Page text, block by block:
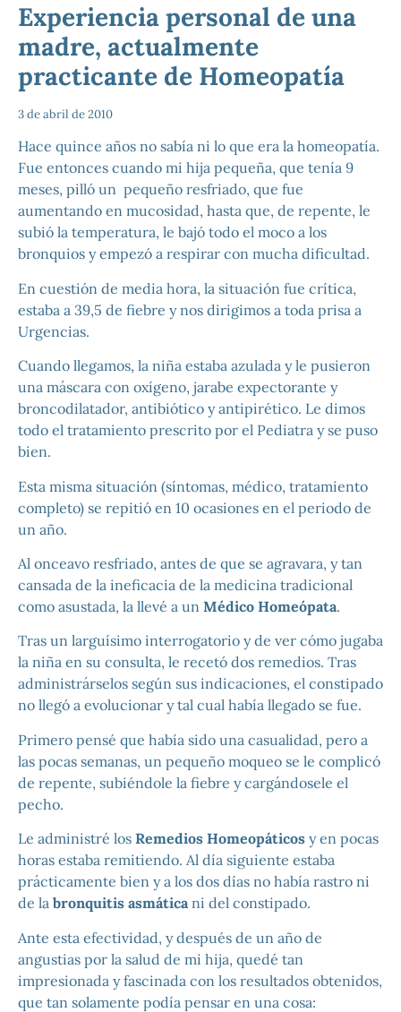
Experiencia personal de una
madre, actualmente
practicante de Homeopatía
3 de abril de 2010
Hace quince años no sabía ni lo que era la homeopatía.
Fue entonces cuando mi hija pequeña, que tenía 9
meses, pilló un pequeño resfriado, que fue
aumentando en mucosidad, hasta que, de repente, le
subió la temperatura, le bajó todo el moco a los
bronquios y empezó a respirar con mucha dificultad.
En cuestión de media hora, la situación fue crítica,
estaba a 39,5 de fiebre y nos dirigimos a toda prisa a
Urgencias.
Cuando llegamos, la niña estaba azulada y le pusieron
una máscara con oxígeno, jarabe expectorante y
broncodilatador, antibiótico y antipirético. Le dimos
todo el tratamiento prescrito por el Pediatra y se puso
bien.
Esta misma situación (síntomas, médico, tratamiento
completo) se repitió en 10 ocasiones en el periodo de
un año.
Al onceavo resfriado, antes de que se agravara, y tan
cansada de la ineficacia de la medicina tradicional
como asustada, la llevé a un Médico Homeópata.
Tras un larguísimo interrogatorio y de ver cómo jugaba
la niña en su consulta, le recetó dos remedios. Tras
administrárselos según sus indicaciones, el constipado
no llegó a evolucionar y tal cual había llegado se fue.
Primero pensé que había sido una casualidad, pero a
las pocas semanas, un pequeño moqueo se le complicó
de repente, subiéndole la fiebre y cargándosele el
pecho.
Le administré los Remedios Homeopáticos y en pocas
horas estaba remitiendo. Al día siguiente estaba
prácticamente bien y a los dos días no había rastro ni
de la bronquitis asmáticani del constipado.
Ante esta efectividad, y después de un año de
angustias por la salud de mi hija, quedé tan
impresionada y fascinada con los resultados obtenidos,
que tan solamente podía pensar en una cosa: